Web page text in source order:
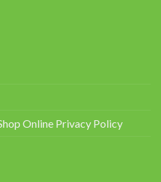
Online Privacy Policy